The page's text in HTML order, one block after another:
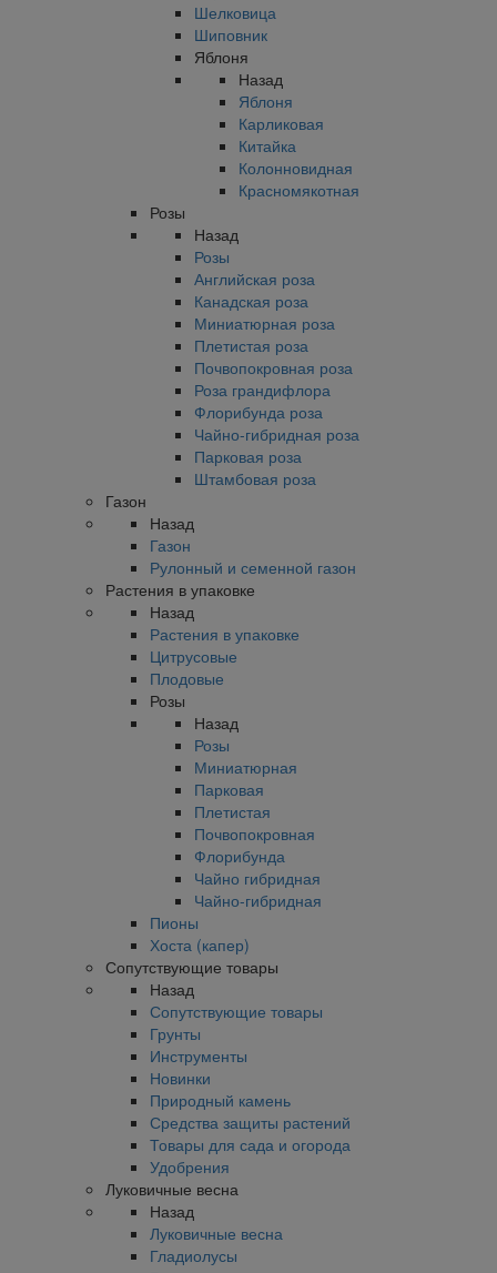
Шелковица
Шиповник
Яблоня
Назад
Яблоня
Карликовая
Китайка
Колонновидная
Красномякотная
Розы
Назад
Розы
Английская роза
Канадская роза
Миниатюрная роза
Плетистая роза
Почвопокровная роза
Роза грандифлора
Флорибунда роза
Чайно-гибридная роза
Парковая роза
Штамбовая роза
Газон
Назад
Газон
Рулонный и семенной газон
Растения в упаковке
Назад
Растения в упаковке
Цитрусовые
Плодовые
Розы
Назад
Розы
Миниатюрная
Парковая
Плетистая
Почвопокровная
Флорибунда
Чайно гибридная
Чайно-гибридная
Пионы
Хоста (капер)
Сопутствующие товары
Назад
Сопутствующие товары
Грунты
Инструменты
Новинки
Природный камень
Средства защиты растений
Товары для сада и огорода
Удобрения
Луковичные весна
Назад
Луковичные весна
Гладиолусы